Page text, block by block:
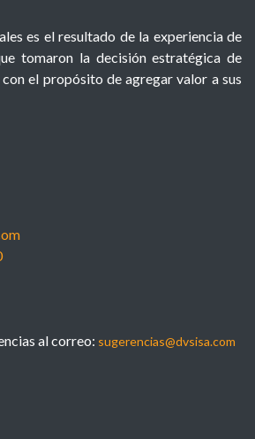
es el resultado de la experiencia de
tomaron la decisión estratégica de
el propósito de agregar valor a sus
al correo: sugerencias@dvsisa.com